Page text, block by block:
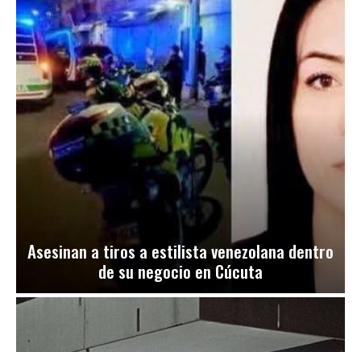
Asesinan a tiros a estilista venezolana dentro
de su negocio en Cúcuta